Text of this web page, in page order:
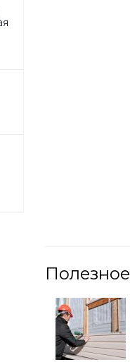
Полезное